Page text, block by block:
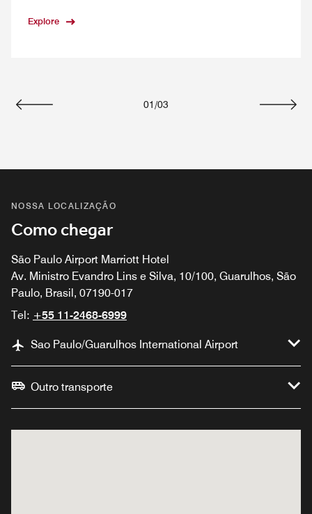
Explore
01 /03
NOSSA LOCALIZAÇÃO
Como chegar
São Paulo Airport Marriott Hotel
Av. Ministro Evandro Lins e Silva, 10/100, Guarulhos, São
Paulo, Brasil, 07190-017
Tel: +55 11-2468-6999
Sao Paulo/Guarulhos International Airport
Outro transporte